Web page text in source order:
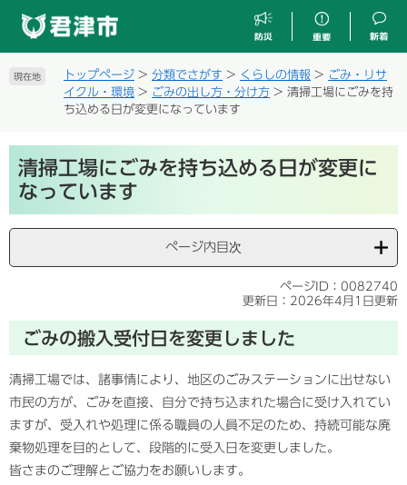
す
し
現在地 トップページ > 分類でさがす > くらしの情報 > ごみ・リサ
イクル・環境 > ごみの出し方・分け方 > 清掃工場にごみを持
ち込める日が変更になっています
文清掃工場にごみを持ち込める日が変更に
なっています
ページ内目次
ページID：0082740
更新日：2026年4月1日更新
ごみの搬入受付日を変更しました
清掃工場では、諸事情により、地区のごみステーションに出せない
市民の方が、ごみを直接、自分で持ち込まれた場合に受け入れてい
ますが、受入れや処理に係る職員の人員不足のため、持続可能な廃
棄物処理を目的として、段階的に受入日を変更しました。
皆さまのご理解とご協力をお願いします。